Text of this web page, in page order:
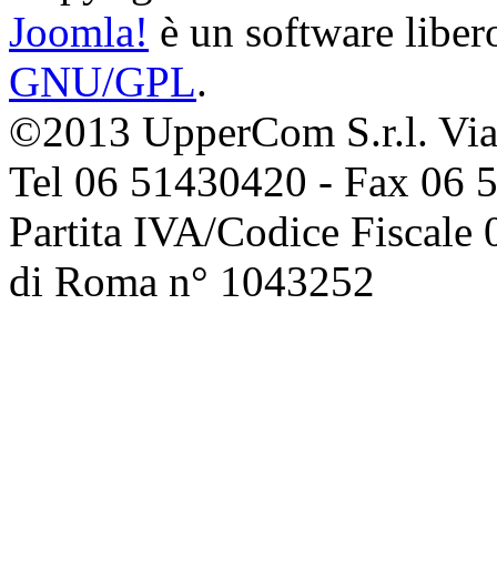
Joomla! è un software
GNU/GPL.
©2013 UpperCom S.r.l.
Tel 06 51430420 - Fax 06
Partita IVA/Codice
di Roma n° 1043252